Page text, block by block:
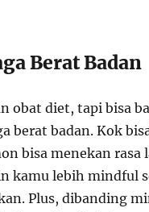
Berat Badan
obat diet, tapi bisa
berat badan. Kok
bisa menekan rasa
kamu lebih mindful
Plus, dibanding